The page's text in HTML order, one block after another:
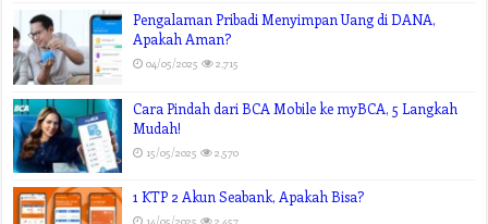
Pengalaman Pribadi Menyimpan Uang di DANA,
Apakah Aman?
04/05/2025 2,715
Cara Pindah dari BCA Mobile ke myBCA, 5 Langkah
Mudah!
15/05/2025 2,570
1 KTP 2 Akun Seabank, Apakah Bisa?
14/05/2025 2,457